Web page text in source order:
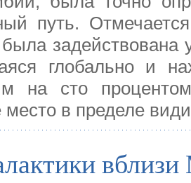
путь.
задействована
глобально и
на сто
в пределе